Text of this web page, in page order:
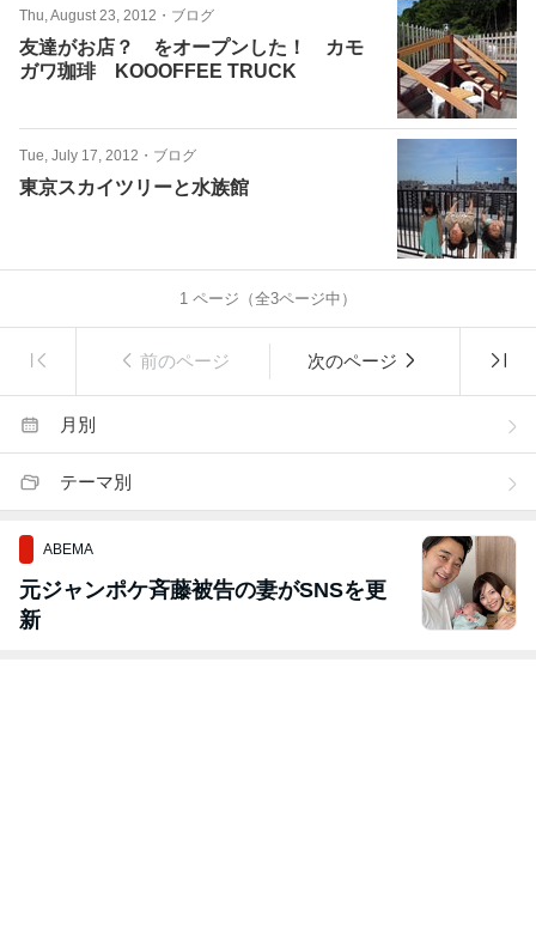
Thu, August 23, 2012 ・ ブログ
友達がお店？ をオープンした！ カモ
ガワ珈琲 KOOOFFEE TRUCK
Tue, July 17, 2012 ・ ブログ
東京スカイツリーと水族館
1 ページ（全3ページ中）
前のページ 次のページ
月別
テーマ別
ABEMA
元ジャンポケ斉藤被告の妻がSNSを更
新